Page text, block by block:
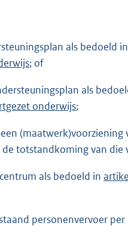
als bedoeld in
; of
als
onderwijs;
(maatwerk)voorziening
totstandkoming van die
als bedoeld in
personenvervoer